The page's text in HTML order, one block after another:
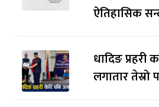
ऐतिहासिक
धादिङ प्रहरी
लगातार तेस्रो